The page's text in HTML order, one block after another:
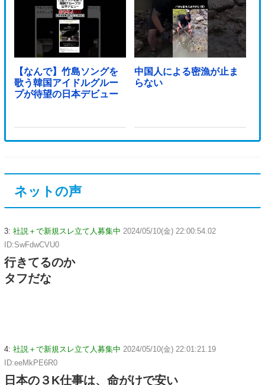
【なんで】竹島ソングを
歌う韓国アイドルグルー
プが待望の日本デビュー
中国人による密漁が止ま
らない
ネットの声
3: 社説＋で新規スレ立て人募集中 2024/05/10(金) 22:00:54.02
ID:SwFdwCVU0
行きてるのか
タフだな
4: 社説＋で新規スレ立て人募集中 2024/05/10(金) 22:01:21.19
ID:eeMkPE6R0
日本の３K仕事は、命がけで安い